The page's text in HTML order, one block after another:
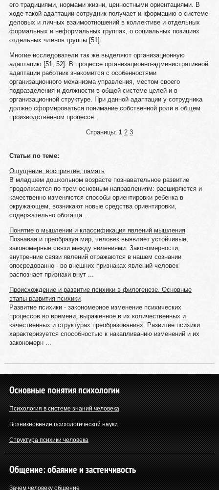
его традициями, нормами жизни, ценностными ориентациями. В
ходе такой адаптации сотрудник получает информацию о системе
деловых и личных взаимоотношений в коллективе и отдельных
формальных и неформальных группах, о социальных позициях
отдельных членов группы [51].
Многие исследователи так же выделяют организационную
адаптацию [51, 52]. В процессе организационно-административной
адаптации работник знакомится с особенностями
организационного механизма управления, местом своего
подразделения и должности в общей системе целей и в
организационной структуре. При данной адаптации у сотрудника
должно сформироваться понимание собственной роли в общем
производственном процессе.
Страницы: 1 2 3
Статьи по теме:
Ощущение, восприятие, память
В младшем дошкольном возрасте познавательное развитие
продолжается по трем основным направлениям: расширяются и
качественно изменяются способы ориентировки ребенка в
окружающем, возникают новые средства ориентировки,
содержательно обогаща ...
Понятие о мышлении и классификация явлений мышления
Познавая и преобразуя мир, человек выявляет устойчивые,
закономерные связи между явлениями. Закономерности,
внутренние связи явлений отражаются в нашем сознании
опосредованно - во внешних признаках явлений человек
распознает признаки внут ...
Происхождение и развитие психики в филогенезе. Основные
этапы развития психики
Развитие психики - закономерное изменение психических
процессов во времени, выраженное в их количественных и
качественных и структурах преобразованиях. Развитие психики
характеризуется способностью к накапливанию изменений и их
закономерн ...
Основные понятия психологии
Психология в системе знаний человека
Возникновение психологической науки
Структура психики человека
Общение: обаяние и застенчивость
Зачем человеку общение